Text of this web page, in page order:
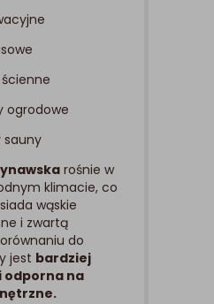
ścienne
ogrodowe
rośnie w
klimacie, co
wąskie
i zwartą
do
jest bardziej
odporna na